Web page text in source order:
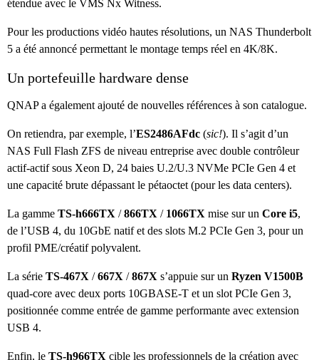
étendue avec le VMS Nx Witness.
Pour les productions vidéo hautes résolutions, un NAS Thunderbolt
5 a été annoncé permettant le montage temps réel en 4K/8K.
Un portefeuille hardware dense
QNAP a également ajouté de nouvelles références à son catalogue.
On retiendra, par exemple, l’ES2486AFdc (sic!). Il s’agit d’un
NAS Full Flash ZFS de niveau entreprise avec double contrôleur
actif-actif sous Xeon D, 24 baies U.2/U.3 NVMe PCIe Gen 4 et
une capacité brute dépassant le pétaoctet (pour les data centers).
La gamme TS-h666TX /866TX / 1066TX mise sur un Core i5,
de l’USB 4, du 10GbE natif et des slots M.2 PCIe Gen 3, pour un
profil PME/créatif polyvalent.
La série TS-467X /667X /867X s’appuie sur un Ryzen V1500B
quad-core avec deux ports 10GBASE-T et un slot PCIe Gen 3,
positionnée comme entrée de gamme performante avec extension
USB 4.
Enfin, le TS-h966TX cible les professionnels de la création avec